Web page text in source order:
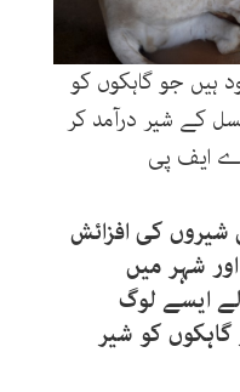
ہیں جو گاہکوں کو
نسل کے شیر درآمد کر
ایف پی
شیروں کی افزائش
شہر میں
ایسے لوگ
کو شیر